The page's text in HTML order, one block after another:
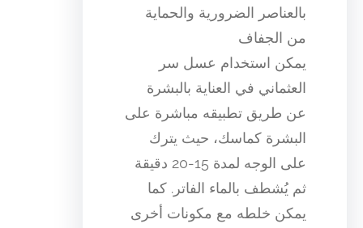
بالعناصر الضرورية والحماية
من الجفاف
يمكن استخدام عسل سر
العثماني في العناية بالبشرة
عن طريق تطبيقه مباشرة على
البشرة كماسك، حيث يترك
على الوجه لمدة 15-20 دقيقة
ثم يُشطف بالماء الفاتر. كما
يمكن خلطه مع مكونات أخرى